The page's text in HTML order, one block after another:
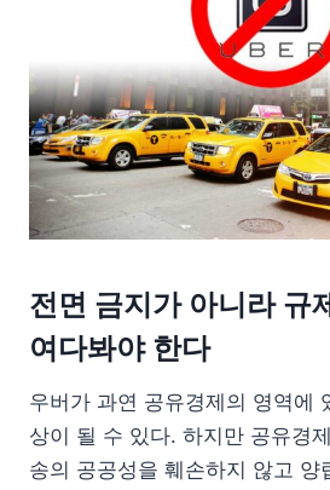
전면 금지가 아니라 규
여다봐야 한다
우버가 과연 공유경제의 영역에
상이 될 수 있다. 하지만 공유경
송의 공공성을 훼손하지 않고 양